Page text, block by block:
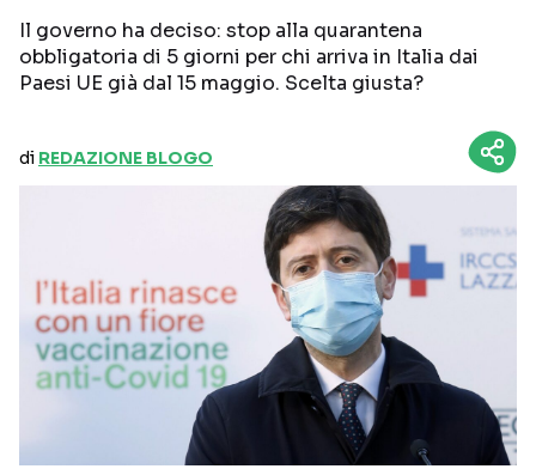
Il governo ha deciso: stop alla quarantena
obbligatoria di 5 giorni per chi arriva in Italia dai
Paesi UE già dal 15 maggio. Scelta giusta?
di REDAZIONE BLOGO